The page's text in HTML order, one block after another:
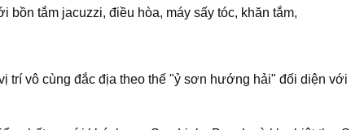
tắm jacuzzi, điều hòa, máy sấy tóc, khăn tắm,
trí vô cùng đắc địa theo thế "ỷ sơn hướng hải" đối diện